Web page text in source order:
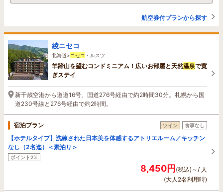
航空券付プランから探す
綾ニセコ
北海道> ニセコ ・ルスツ
羊蹄山を望むコンドミニアム！広いお部屋と天然温泉で寛
ぎステイ
新千歳空港から道道16号、国道276号経由で約2時間30分。札幌から国
道230号線と276号経由で約2時間。
宿泊プラン ツイン 食事なし
【ホテルタイプ】洗練された日本美を体感するアトリエルーム／キッチン
なし（2名迄）＜素泊り＞
ポイント2%
8,450円(税込)～/ 人
(大人2名利用時)